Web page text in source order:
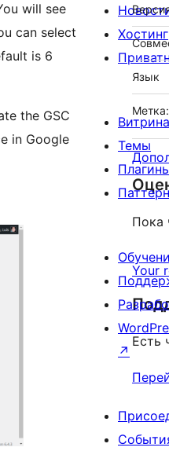
will see
can select
is 6
the GSC
in Google
Язык
Метка:
Пока
Your
Есть
Хостинг
Витрина
Темы
↗